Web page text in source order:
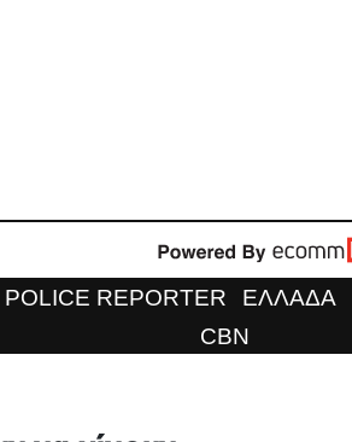
POLICE REPORTER ΕΛΛΑΔΑ
CBN